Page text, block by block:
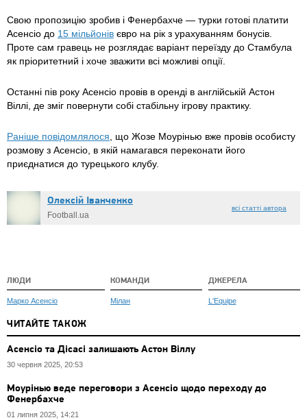
Свою пропозицію зробив і Фенербахче — турки готові платити
Асенсіо до 15 мільйонів євро на рік з урахуванням бонусів.
Проте сам гравець не розглядає варіант переїзду до Стамбула
як пріоритетний і хоче зважити всі можливі опції.
Останні пів року Асенсіо провів в оренді в англійській Астон
Віллі, де зміг повернути собі стабільну ігрову практику.
Раніше повідомлялося, що Жозе Моурінью вже провів особисту
розмову з Асенсіо, в якій намагався переконати його
приєднатися до турецького клубу.
Олексій Іванченко
Football.ua
всі статті автора
ЛЮДИ
Марко Асенсіо
КОМАНДИ
Мілан
ДЖЕРЕЛА
L'Equipe
ЧИТАЙТЕ ТАКОЖ
Асенсіо та Дісасі залишають Астон Віллу
30 червня 2025, 20:53
Моурінью веде переговори з Асенсіо щодо переходу до
Фенербахче
01 липня 2025, 14:21